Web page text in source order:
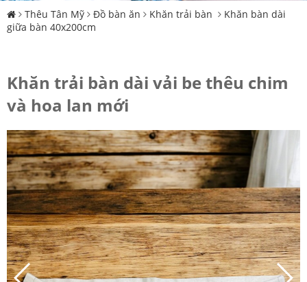
Thêu Tân Mỹ Đồ bàn ăn Khăn trải bàn
Khăn bàn dài
giữa bàn 40x200cm
Khăn trải bàn dài vải be thêu chim
và hoa lan mới